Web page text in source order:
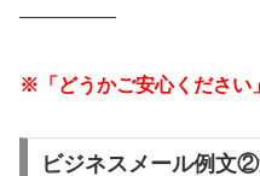
—————
※「どうかご安心ください
ビジネスメール例文